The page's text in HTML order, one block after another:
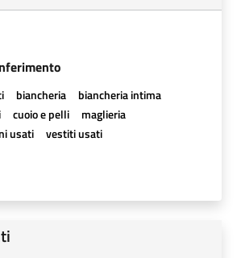
biancheria
biancheria intima
cuoio e pelli
maglieria
usati
vestiti usati